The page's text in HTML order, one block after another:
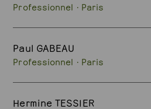
Professionnel · Paris
Paul GABEAU
Professionnel · Paris
Hermine TESSIER